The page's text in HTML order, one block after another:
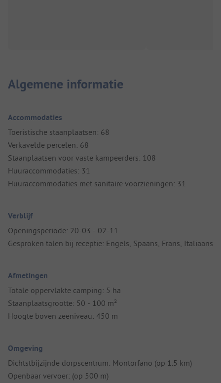
Algemene informatie
Accommodaties
Toeristische staanplaatsen: 68
Verkavelde percelen: 68
Staanplaatsen voor vaste kampeerders: 108
Huuraccommodaties: 31
Huuraccommodaties met sanitaire voorzieningen: 31
Verblijf
Openingsperiode: 20-03 - 02-11
Gesproken talen bij receptie: Engels, Spaans, Frans, Italiaans
Afmetingen
Totale oppervlakte camping: 5 ha
Staanplaatsgrootte: 50 - 100 m²
Hoogte boven zeeniveau: 450 m
Omgeving
Dichtstbijzijnde dorpscentrum: Montorfano (op 1.5 km)
Openbaar vervoer: (op 500 m)